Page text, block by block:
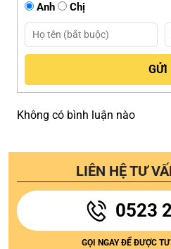
Anh Chị
Không có bình luận nào
LIÊN HỆ TƯ
0523
GỌI NGAY ĐỂ ĐƯỢC